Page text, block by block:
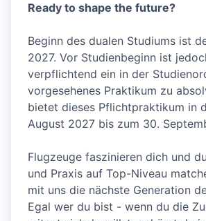
Ready to shape the future?
Beginn des dualen Studiums ist
2027. Vor Studienbeginn ist
verpflichtend ein in der
vorgesehenes Praktikum zu
bietet dieses Pflichtpraktikum in
August 2027 bis zum 30.
Flugzeuge faszinieren dich und
und Praxis auf Top-Niveau
mit uns die nächste Generation
Egal wer du bist - wenn du die